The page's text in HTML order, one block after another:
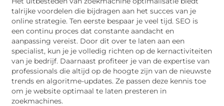
talrijke voordelen die bijdragen aan het succes van je
online strategie. Ten eerste bespaar je veel tijd. SEO is
een continu proces dat constante aandacht en
aanpassing vereist. Door dit over te laten aan een
specialist, kun je je volledig richten op de kernactiviteiten
van je bedrijf. Daarnaast profiteer je van de expertise van
professionals die altijd op de hoogte zijn van de nieuwste
trends en algoritme-updates. Ze passen deze kennis toe
om je website optimaal te laten presteren in
zoekmachines.